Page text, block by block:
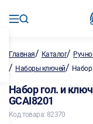
Главная/ Каталог/
/ Наборы ключей/ Набор
Набор гол. и
GCAI8201
Код товара: 82370